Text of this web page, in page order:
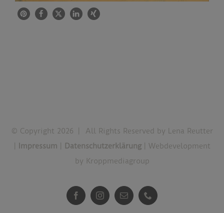
© Copyright 2026 | All Rights Reserved by Lena Reutter
Impressum Datenschutzerklärung| Webdevelopment
by Kroppmediagroup
FacebookInstagram
E-
Mail
Telefon